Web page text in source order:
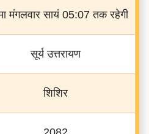
मंगलवार सायं 05:07 तक रहेगी
सूर्य उत्तरायण
शिशिर